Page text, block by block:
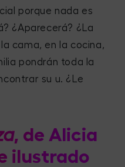
porque nada es
¿Aparecerá? ¿La
cama, en la cocina,
pondrán toda la
su u. ¿Le
, de Alicia
ilustrado